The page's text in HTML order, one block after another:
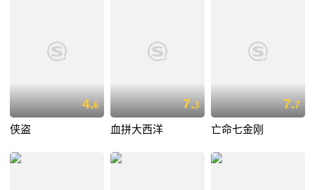
4.6
侠盗
7.3
血拼大西洋
7.7
亡命七金刚